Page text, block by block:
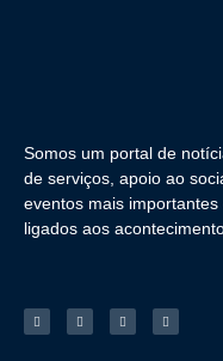
Somos um portal de
de serviços, apoio ao
eventos mais
ligados aos